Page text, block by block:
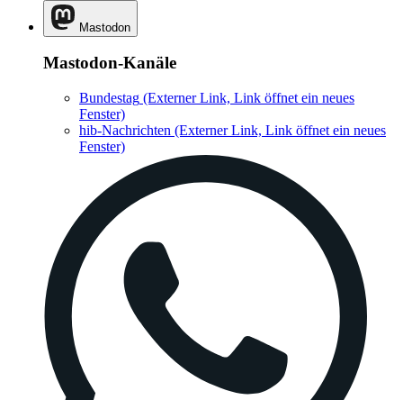
Mastodon
Mastodon-Kanäle
Bundestag (Externer Link, Link öffnet ein neues
Fenster)
hib-Nachrichten (Externer Link, Link öffnet ein neues
Fenster)